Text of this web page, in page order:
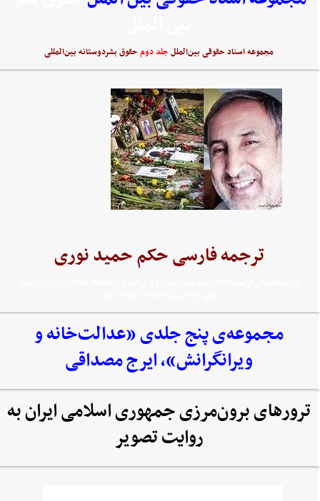
مجموعه اسناد حقوقی بین‌المللجلد دومحقوق بشردوستانه بین‌المللی
ترجمه فارسی حکم حمید نوری
مجموعه‌‌ی پنج جلدی «عدالت‌خانه و
ویرانگرانش»، ایرج مصداقی
ترورهای برون‌مرزی جمهوری اسلامی ایران به
روایت تصویر